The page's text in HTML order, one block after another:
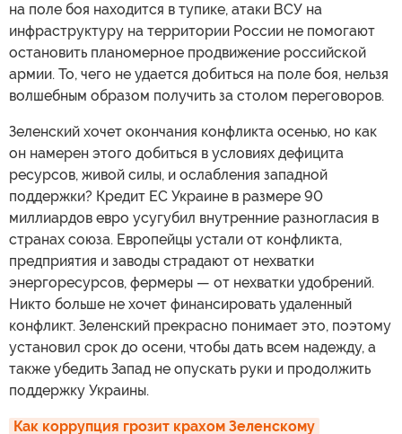
на поле боя находится в тупике, атаки ВСУ на
инфраструктуру на территории России не помогают
остановить планомерное продвижение российской
армии. То, чего не удается добиться на поле боя, нельзя
волшебным образом получить за столом переговоров.
Зеленский хочет окончания конфликта осенью, но как
он намерен этого добиться в условиях дефицита
ресурсов, живой силы, и ослабления западной
поддержки? Кредит ЕС Украине в размере 90
миллиардов евро усугубил внутренние разногласия в
странах союза. Европейцы устали от конфликта,
предприятия и заводы страдают от нехватки
энергоресурсов, фермеры — от нехватки удобрений.
Никто больше не хочет финансировать удаленный
конфликт. Зеленский прекрасно понимает это, поэтому
установил срок до осени, чтобы дать всем надежду, а
также убедить Запад не опускать руки и продолжить
поддержку Украины.
Как коррупция грозит крахом Зеленскому